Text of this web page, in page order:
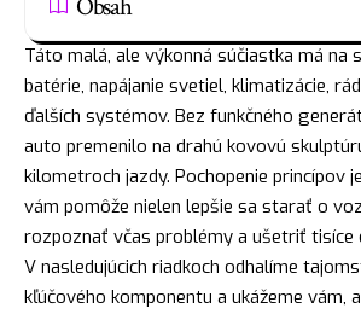
Táto malá, ale výkonná súčiastka má na
batérie, napájanie svetiel, klimatizácie,
ďalších systémov. Bez funkčného
auto premenilo na drahú kovovú
kilometroch jazdy. Pochopenie princípov
vám pomôže nielen lepšie sa starať o
rozpoznať včas problémy a ušetriť tisíce
V nasledujúcich riadkoch odhalíme
kľúčového komponentu a ukážeme vám,